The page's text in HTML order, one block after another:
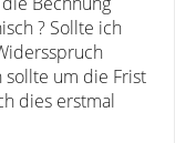
? Sollte ich
sollte um die Frist
dies erstmal